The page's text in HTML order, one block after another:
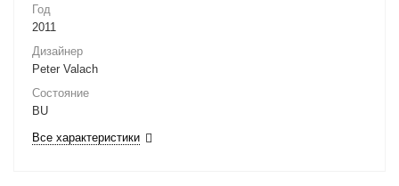
Год
2011
Дизайнер
Peter Valach
Состояние
BU
Все характеристики